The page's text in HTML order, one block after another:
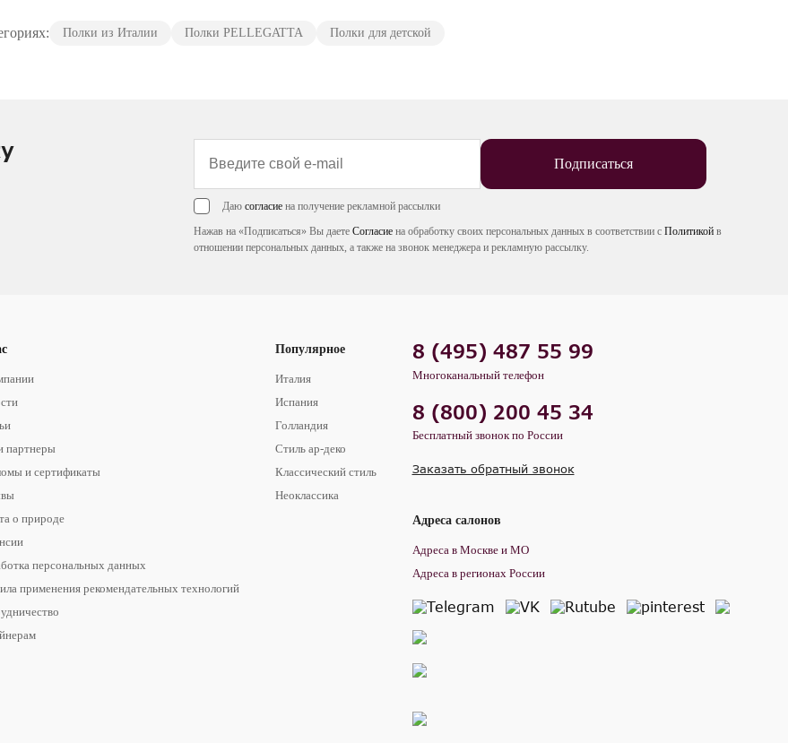
Полки из Италии Полки PELLEGATTA Полки для детской
Подписаться
Даю согласиена получение рекламной рассылки
Нажав на «Подписаться» Вы даете Согласиена обработку своих персональных данных в соответствии с Политикойв
отношении персональных данных, а также на звонок менеджера и рекламную рассылку.
партнеры
и сертификаты
о природе
персональных данных
применения рекомендательных технологий
Популярное
Италия
Испания
Голландия
Стиль ар-деко
Классический стиль
Неоклассика
8 (495) 487 55 99
Многоканальный телефон
8 (800) 200 45 34
Бесплатный звонок по России
Заказать обратный звонок
Адреса салонов
Адреса в Москве и МО
Адреса в регионах России